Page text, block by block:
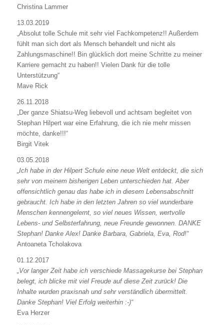
Christina Lammer
13.03.2019
„Absolut tolle Schule mit sehr viel Fachkompetenz!! Außerdem
fühlt man sich dort als Mensch behandelt und nicht als
Zahlungsmaschine!! Bin glücklich dort meine Schritte zu meiner
Karriere gemacht zu haben!! Vielen Dank für die tolle
Unterstützung“
Mave Rick
26.11.2018
„Der ganze Shiatsu-Weg liebevoll und achtsam begleitet von
Stephan Hilpert war eine Erfahrung, die ich nie mehr missen
möchte, danke!!!“
Birgit Vitek
03.05.2018
„Ich habe in der Hilpert Schule eine neue Welt entdeckt, die sich
sehr von meinem bisherigen Leben unterschieden hat. Aber
offensichtlich genau das habe ich in diesem Lebensabschnitt
gebraucht. Ich habe in den letzten Jahren so viel wunderbare
Menschen kennengelernt, so viel neues Wissen, wertvolle
Lebens- und Selbsterfahrung, neue Freunde gewonnen. DANKE
Stephan! Danke Alex! Danke Barbara, Gabriela, Eva, Rod!“
Antoaneta Tcholakova
01.12.2017
„Vor langer Zeit habe ich verschiede Massagekurse bei Stephan
belegt, ich blicke mit viel Freude auf diese Zeit zurück! Die
Inhalte wurden praxisnah und sehr verständlich übermittelt.
Danke Stephan! Viel Erfolg weiterhin :-)“
Eva Herzer